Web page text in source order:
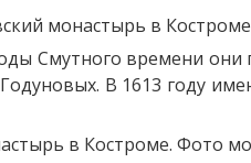
Смутного времени они
В 1613 году